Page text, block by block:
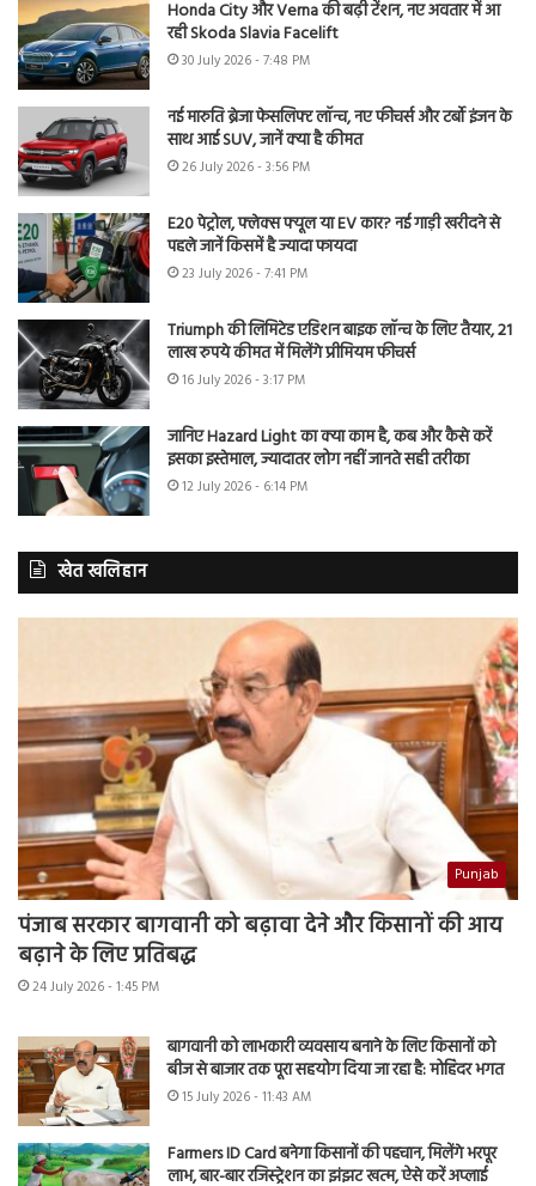
Honda City और Verna की बढ़ी टेंशन, नए अवतार में आ
रही Skoda Slavia Facelift
30 July 2026 - 7:48 PM
नई मारुति ब्रेजा फेसलिफ्ट लॉन्च, नए फीचर्स और टर्बो इंजन के
साथ आई SUV, जानें क्या है कीमत
26 July 2026 - 3:56 PM
E20 पेट्रोल, फ्लेक्स फ्यूल या EV कार? नई गाड़ी खरीदने से
पहले जानें किसमें है ज्यादा फायदा
23 July 2026 - 7:41 PM
Triumph की लिमिटेड एडिशन बाइक लॉन्च के लिए तैयार, 21
लाख रुपये कीमत में मिलेंगे प्रीमियम फीचर्स
16 July 2026 - 3:17 PM
जानिए Hazard Light का क्या काम है, कब और कैसे करें
इसका इस्तेमाल, ज्यादातर लोग नहीं जानते सही तरीका
12 July 2026 - 6:14 PM
खेत खलिहान
Punjab
पंजाब सरकार बागवानी को बढ़ावा देने और किसानों की आय
बढ़ाने के लिए प्रतिबद्ध
24 July 2026 - 1:45 PM
बागवानी को लाभकारी व्यवसाय बनाने के लिए किसानों को
बीज से बाजार तक पूरा सहयोग दिया जा रहा है: मोहिंदर भगत
15 July 2026 - 11:43 AM
Farmers ID Card बनेगा किसानों की पहचान, मिलेंगे भरपूर
लाभ, बार-बार रजिस्ट्रेशन का झंझट खत्म, ऐसे करें अप्लाई